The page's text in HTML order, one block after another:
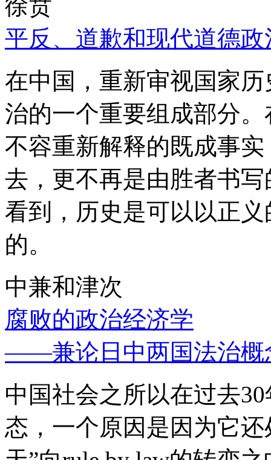
徐贲
平反、道歉和现代道德政
在中国，重新审视国家
治的一个重要组成部分
不容重新解释的既成事
去，更不再是由胜者书
看到，历史是可以以正
的。
中兼和津次
腐败的政治经济学
——兼论日中两国法治概
中国社会之所以在过去
态，一个原因是因为它